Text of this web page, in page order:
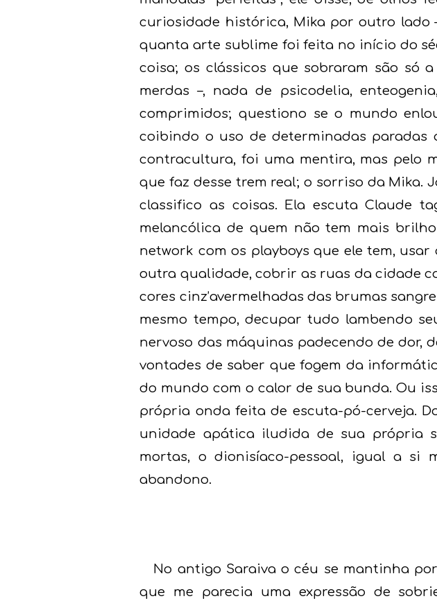
curiosidade histórica, Mika por outro lado
quanta arte sublime foi feita no início do
coisa; os clássicos que sobraram são só
merdas –, nada de psicodelia,
comprimidos; questiono se o mundo
coibindo o uso de determinadas paradas
contracultura, foi uma mentira, mas pelo
que faz desse trem real; o sorriso da Mika.
classifico as coisas. Ela escuta Claude
melancólica de quem não tem mais
network com os playboys que ele tem,
outra qualidade, cobrir as ruas da cidade
cores cinz’avermelhadas das brumas
mesmo tempo, decupar tudo lambendo
nervoso das máquinas padecendo de dor,
vontades de saber que fogem da
do mundo com o calor de sua bunda. Ou
própria onda feita de escuta-pó-cerveja.
unidade apática iludida de sua própria
mortas, o dionisíaco-pessoal, igual a si
abandono.
No antigo Saraiva o céu se mantinha
que me parecia uma expressão de